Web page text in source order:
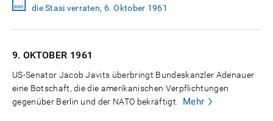
die Stasi verraten, 6. Oktober 1961
9. OKTOBER 1961
US-Senator Jacob Javits überbringt Bundeskanzler Adenauer
eine Botschaft, die die amerikanischen Verpflichtungen
gegenüber Berlin und der NATO bekräftigt.
Mehr